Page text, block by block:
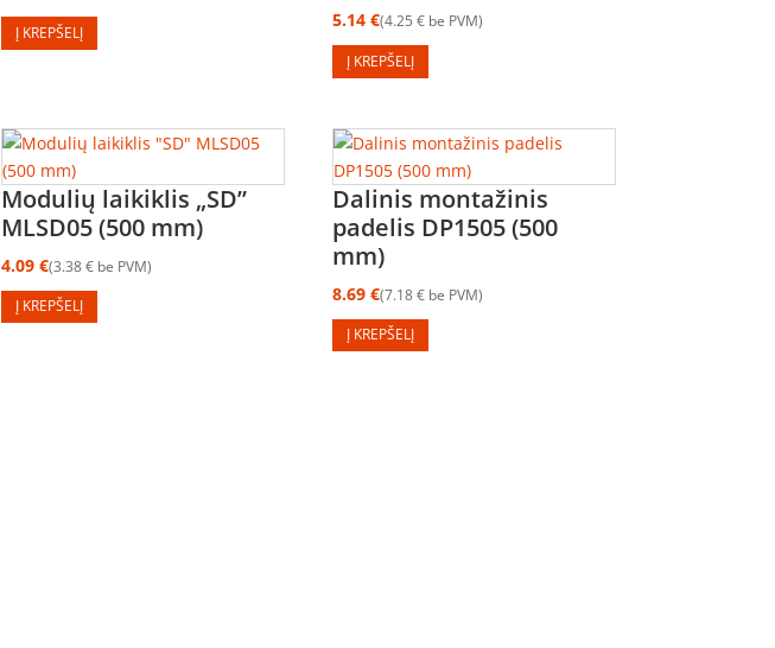
Į KREPŠELĮ
5.14€ 4.25€ be PVM
Į KREPŠELĮ
Modulių laikiklis „SD”
MLSD05 (500 mm)
4.09€ 3.38€ be PVM
Į KREPŠELĮ
Dalinis montažinis
padelis DP1505 (500
mm)
8.69€ 7.18€ be PVM
Į KREPŠELĮ